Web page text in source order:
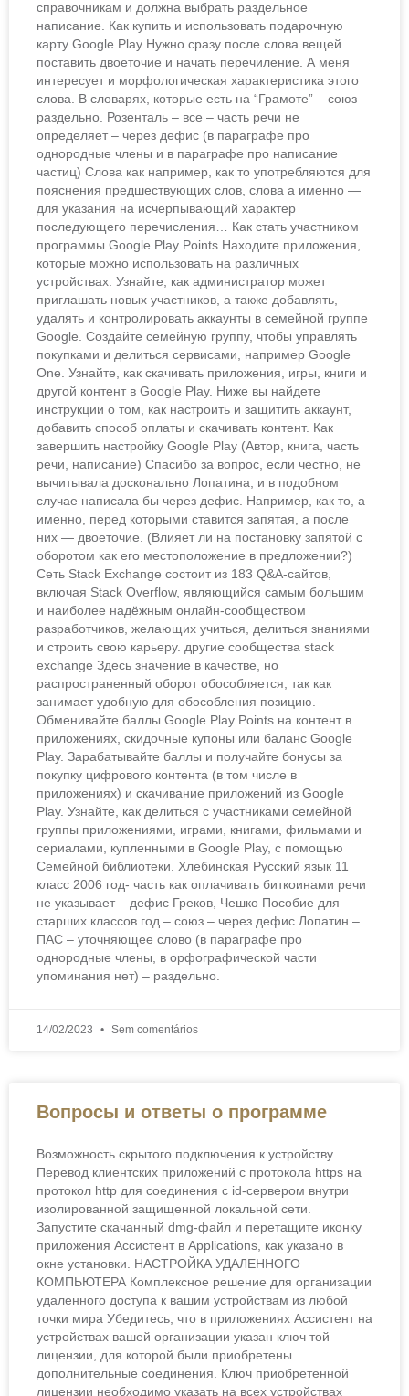
справочникам и должна выбрать раздельное
написание. Как купить и использовать подарочную
карту Google Play Нужно сразу после слова вещей
поставить двоеточие и начать перечиление. А меня
интересует и морфологическая характеристика этого
слова. В словарях, которые есть на “Грамоте” – союз –
раздельно. Розенталь – все – часть речи не
определяет – через дефис (в параграфе про
однородные члены и в параграфе про написание
частиц) Слова как например, как то употребляются для
пояснения предшествующих слов, слова а именно —
для указания на исчерпывающий характер
последующего перечисления… Как стать участником
программы Google Play Points Находите приложения,
которые можно использовать на различных
устройствах. Узнайте, как администратор может
приглашать новых участников, а также добавлять,
удалять и контролировать аккаунты в семейной группе
Google. Создайте семейную группу, чтобы управлять
покупками и делиться сервисами, например Google
One. Узнайте, как скачивать приложения, игры, книги и
другой контент в Google Play. Ниже вы найдете
инструкции о том, как настроить и защитить аккаунт,
добавить способ оплаты и скачивать контент. Как
завершить настройку Google Play (Автор, книга, часть
речи, написание) Спасибо за вопрос, если честно, не
вычитывала досконально Лопатина, и в подобном
случае написала бы через дефис. Например, как то, а
именно, перед которыми ставится запятая, а после
них — двоеточие. (Влияет ли на постановку запятой с
оборотом как его местоположение в предложении?)
Сеть Stack Exchange состоит из 183 Q&A-сайтов,
включая Stack Overflow, являющийся самым большим
и наиболее надёжным онлайн-сообществом
разработчиков, желающих учиться, делиться знаниями
и строить свою карьеру. другие сообщества stack
exchange Здесь значение в качестве, но
распространенный оборот обособляется, так как
занимает удобную для обособления позицию.
Обменивайте баллы Google Play Points на контент в
приложениях, скидочные купоны или баланс Google
Play. Зарабатывайте баллы и получайте бонусы за
покупку цифрового контента (в том числе в
приложениях) и скачивание приложений из Google
Play. Узнайте, как делиться с участниками семейной
группы приложениями, играми, книгами, фильмами и
сериалами, купленными в Google Play, с помощью
Семейной библиотеки. Хлебинская Русский язык 11
класс 2006 год- часть как оплачивать биткоинами речи
не указывает – дефис Греков, Чешко Пособие для
старших классов год – союз – через дефис Лопатин –
ПАС – уточняющее слово (в параграфе про
однородные члены, в орфографической части
упоминания нет) – раздельно.
14/02/2023 Sem comentários
Вопросы и ответы о программе
Возможность скрытого подключения к устройству
Перевод клиентских приложений с протокола https на
протокол http для соединения с id-сервером внутри
изолированной защищенной локальной сети.
Запустите скачанный dmg-файл и перетащите иконку
приложения Ассистент в Applications, как указано в
окне установки. НАСТРОЙКА УДАЛЕННОГО
КОМПЬЮТЕРА Комплексное решение для организации
удаленного доступа к вашим устройствам из любой
точки мира Убедитесь, что в приложениях Ассистент на
устройствах вашей организации указан ключ той
лицензии, для которой были приобретены
дополнительные соединения. Ключ приобретенной
лицензии необходимо указать на всех устройствах